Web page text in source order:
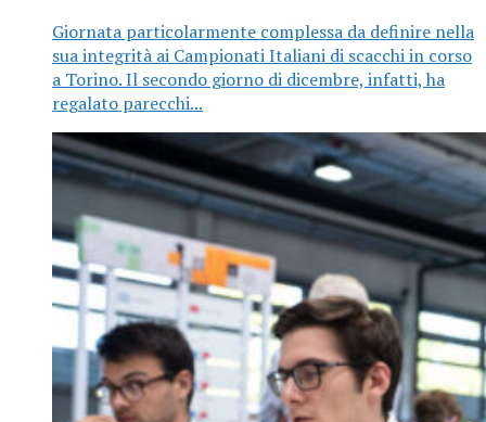
Giornata particolarmente complessa da definire nella
sua integrità ai Campionati Italiani di scacchi in corso
a Torino. Il secondo giorno di dicembre, infatti, ha
regalato parecchi...